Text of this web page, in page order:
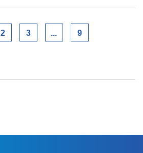
2 3 ... 9